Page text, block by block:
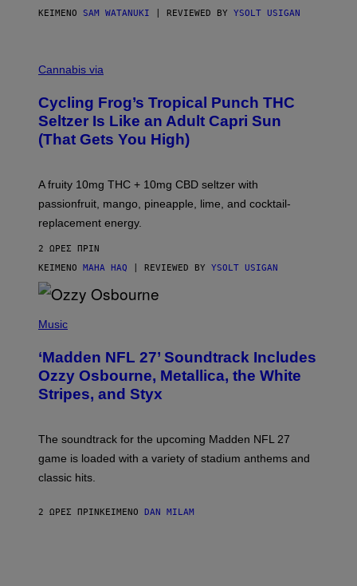
ΚΕΊΜΕΝΟ SAM WATANUKI | REVIEWED BY YSOLT USIGAN
A
H
A
Q
F
O
I
E
Cannabis via
Cycling Frog’s Tropical Punch THC
Seltzer Is Like an Adult Capri Sun
(That Gets You High)
A fruity 10mg THC + 10mg CBD seltzer with
passionfruit, mango, pineapple, lime, and cocktail-
replacement energy.
2 ΏΡΕΣ ΠΡΙΝ
ΚΕΊΜΕΝΟ MAHA HAQ | REVIEWED BY YSOLT USIGAN
H
O
B
Y
N
L
H
A
G
Music
‘Madden NFL 27’ Soundtrack Includes
Ozzy Osbourne, Metallica, the White
Stripes, and Styx
The soundtrack for the upcoming Madden NFL 27
game is loaded with a variety of stadium anthems and
classic hits.
2 ΏΡΕΣ ΠΡΙΝΚΕΊΜΕΝΟ DAN MILAM